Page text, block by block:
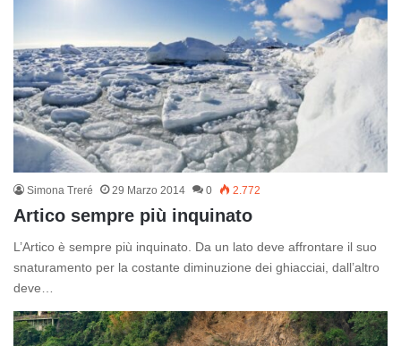
Simona Treré 29 Marzo 2014 0 2.772
Artico sempre più inquinato
L’Artico è sempre più inquinato. Da un lato deve affrontare il suo
snaturamento per la costante diminuzione dei ghiacciai, dall’altro
deve…